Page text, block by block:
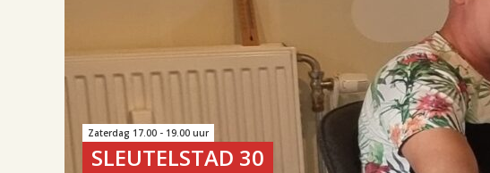
Zaterdag 17.00 - 19.00 uur
SLEUTELSTAD 30